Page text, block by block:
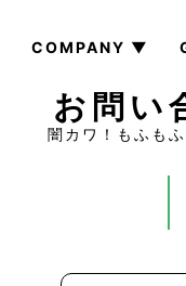
COMPANY ▼
お問い
闇カワ！もふも